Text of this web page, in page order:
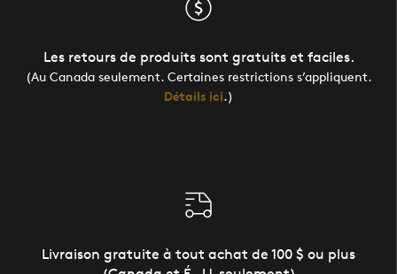
Les retours de produits sont gratuits et faciles.
(Au Canada seulement. Certaines restrictions s’appliquent.
Détails ici.)
Livraison gratuite à tout achat de 100 $ ou plus